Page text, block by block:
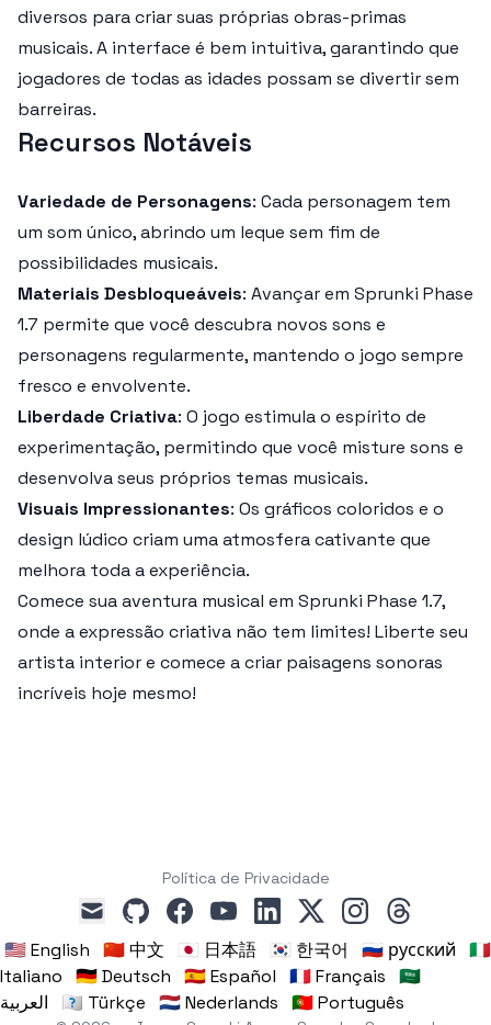
diversos para criar suas próprias obras-primas
musicais. A interface é bem intuitiva, garantindo que
jogadores de todas as idades possam se divertir sem
barreiras.
Recursos Notáveis
Variedade de Personagens: Cada personagem tem
um som único, abrindo um leque sem fim de
possibilidades musicais.
Materiais Desbloqueáveis: Avançar em Sprunki Phase
1.7 permite que você descubra novos sons e
personagens regularmente, mantendo o jogo sempre
fresco e envolvente.
Liberdade Criativa: O jogo estimula o espírito de
experimentação, permitindo que você misture sons e
desenvolva seus próprios temas musicais.
Visuais Impressionantes: Os gráficos coloridos e o
design lúdico criam uma atmosfera cativante que
melhora toda a experiência.
Comece sua aventura musical em Sprunki Phase 1.7,
onde a expressão criativa não tem limites! Liberte seu
artista interior e comece a criar paisagens sonoras
incríveis hoje mesmo!
Política de Privacidade
mail
githubfacebookyoutubelinkedin
x instagramthreads
🇺🇸 English 🇨🇳 中文 🇯🇵 日本語 🇰🇷 한국어 🇷🇺 русский
🇮🇹
Italiano
🇩🇪 Deutsch 🇪🇸 Español 🇫🇷 Français
🇸🇦
العربية
🇹🇷 Türkçe 🇳🇱 Nederlands 🇵🇹 Português